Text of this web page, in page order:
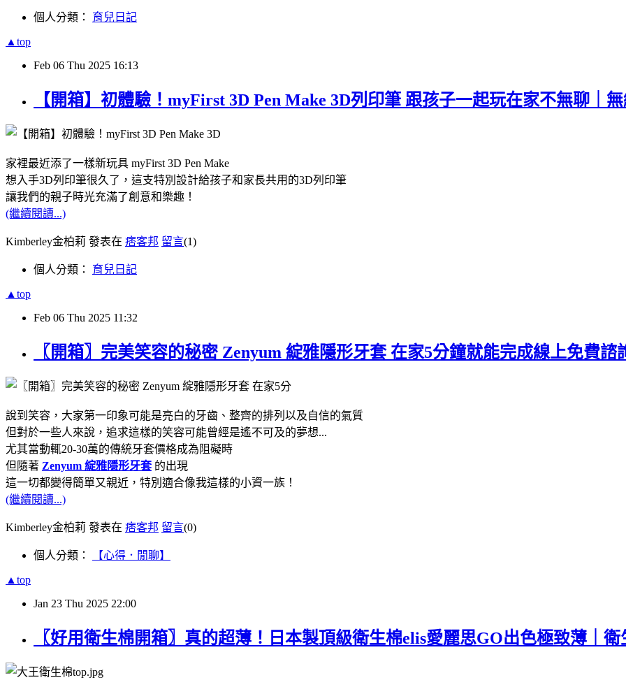
個人分類： 育兒日記
▲top
Feb 06 Thu 2025 16:13
【開箱】初體驗！myFirst 3D Pen Make 3D列印筆 跟孩子一起玩在家不無聊｜
家裡最近添了一樣新玩具 myFirst 3D Pen Make
想入手3D列印筆很久了，這支特別設計給孩子和家長共用的3D列印筆
讓我們的親子時光充滿了創意和樂趣！
(繼續閱讀...)
Kimberley金柏莉 發表在 痞客邦 留言(1)
個人分類： 育兒日記
▲top
Feb 06 Thu 2025 11:32
〖開箱〗完美笑容的秘密 Zenyum 綻雅隱形牙套 在家5分鐘就能完成線上免費諮
說到笑容，大家第一印象可能是亮白的牙齒、整齊的排列以及自信的氣質
但對於一些人來說，追求這樣的笑容可能曾經是遙不可及的夢想...
尤其當動輒20-30萬的傳統牙套價格成為阻礙時
但隨著 Zenyum 綻雅隱形牙套的出現
這一切都變得簡單又親近，特別適合像我這樣的小資一族！
(繼續閱讀...)
Kimberley金柏莉 發表在 痞客邦 留言(0)
個人分類： 【心得．閒聊】
▲top
Jan 23 Thu 2025 22:00
〖好用衛生棉開箱〗真的超薄！日本製頂級衛生棉elis愛麗思GO出色極致薄｜